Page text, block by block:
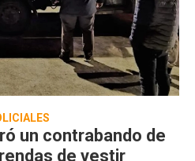
un contrabando de
de vestir